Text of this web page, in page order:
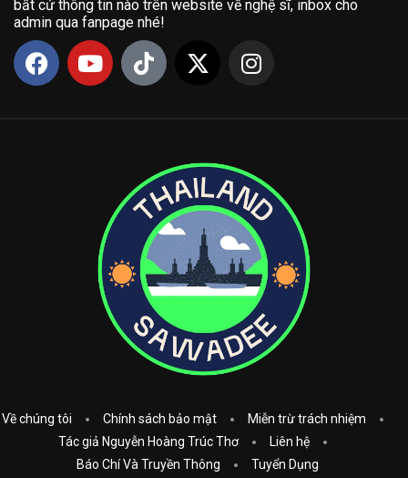
bất cứ thông tin nào trên website về nghệ sĩ, inbox cho
admin qua fanpage nhé!
Về chúng tôi Chính sách bảo mật
Miễn trừ trách nhiệm
Tác giả Nguyễn Hoàng Trúc Thơ
Liên hệ
Báo Chí Và Truyền Thông
Tuyển Dụng